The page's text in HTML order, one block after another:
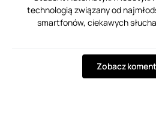
technologią związany od
smartfonów, ciekawych
Zobacz